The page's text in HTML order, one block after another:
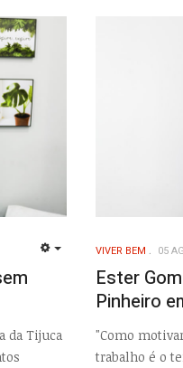
da Tijuca
VIVER BEM 05
Ester
Pinheiro
"Como
trabalho é o